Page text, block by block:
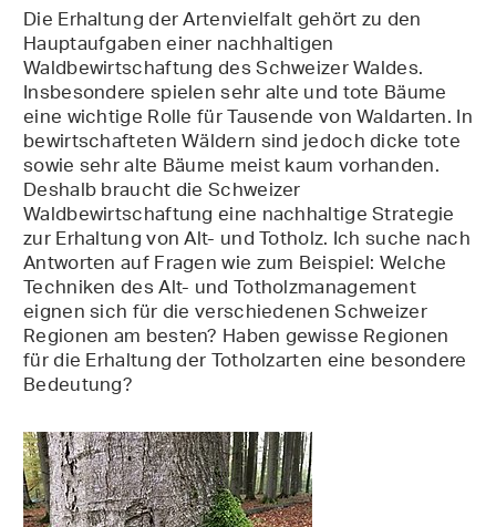
Die Erhaltung der Artenvielfalt gehört zu den
Hauptaufgaben einer nachhaltigen
Waldbewirtschaftung des Schweizer Waldes.
Insbesondere spielen sehr alte und tote Bäume
eine wichtige Rolle für Tausende von Waldarten. In
bewirtschafteten Wäldern sind jedoch dicke tote
sowie sehr alte Bäume meist kaum vorhanden.
Deshalb braucht die Schweizer
Waldbewirtschaftung eine nachhaltige Strategie
zur Erhaltung von Alt- und Totholz. Ich suche nach
Antworten auf Fragen wie zum Beispiel: Welche
Techniken des Alt- und Totholzmanagement
eignen sich für die verschiedenen Schweizer
Regionen am besten? Haben gewisse Regionen
für die Erhaltung der Totholzarten eine besondere
Bedeutung?